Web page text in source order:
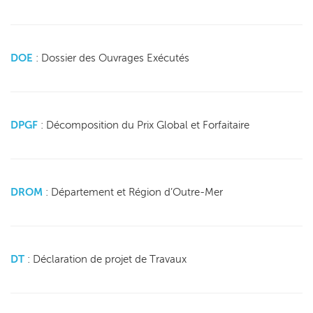
DOE : Dossier des Ouvrages Exécutés
DPGF : Décomposition du Prix Global et Forfaitaire
DROM : Département et Région d’Outre-Mer
DT : Déclaration de projet de Travaux